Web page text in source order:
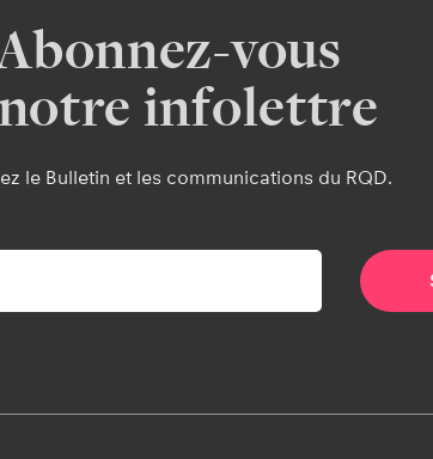
vous
infolettre
le Bulletin et les communications du RQD.